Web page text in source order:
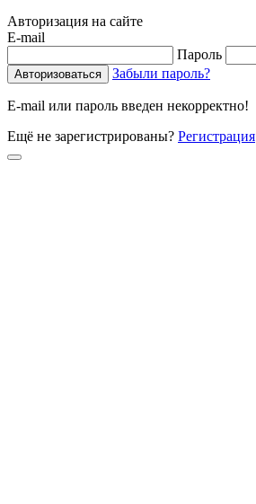
Авторизация на сайте
E-mail
Пароль
Забыли пароль?
E-mail или пароль введен некорректно!
Ещё не зарегистрированы? Регистрация